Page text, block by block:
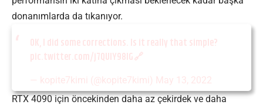
donanımlarda da tıkanıyor.
OK, I did some corrections. Is it really that simple?
pic.twitter.com/j7QUIY98lG
— kopite7kimi (@kopite7kimi) May 13, 2022
RTX 4090 için öncekinden daha az çekirdek ve daha